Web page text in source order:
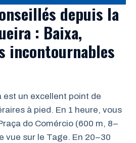
depuis la
: Baixa,
incontournables
est un excellent point de
à pied. En 1 heure, vous
do Comércio (600 m, 8–
vue sur le Tage. En 20–30